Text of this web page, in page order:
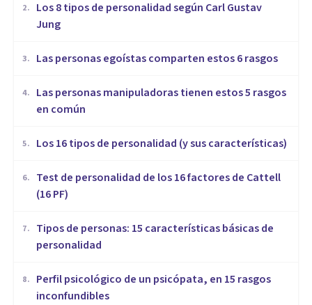
2.
​Los 8 tipos de personalidad según Carl Gustav
Jung
3. Las personas egoístas comparten estos 6 rasgos
4.
Las personas manipuladoras tienen estos 5 rasgos
en común
5. Los 16 tipos de personalidad (y sus características)
6.
Test de personalidad de los 16 factores de Cattell
(16 PF)
7.
Tipos de personas: 15 características básicas de
personalidad
8.
Perfil psicológico de un psicópata, en 15 rasgos
inconfundibles